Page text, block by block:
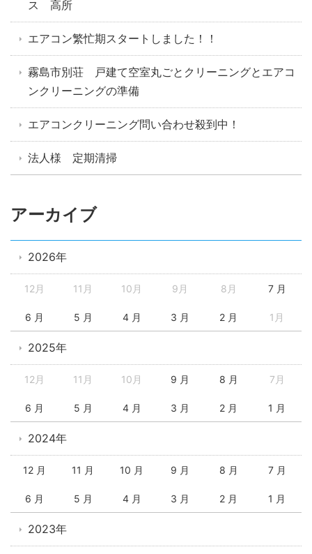
ス 高所
エアコン繁忙期スタートしました！！
霧島市別荘 戸建て空室丸ごとクリーニングとエアコ
ンクリーニングの準備
エアコンクリーニング問い合わせ殺到中！
法人様 定期清掃
アーカイブ
2026年
12月 11月 10月 9月 8月 7 月
6 月 5 月 4 月 3 月 2 月 1月
2025年
12月 11月 10月 9 月 8 月 7月
6 月 5 月 4 月 3 月 2 月 1 月
2024年
12 月 11 月 10 月 9 月 8 月 7 月
6 月 5 月 4 月 3 月 2 月 1 月
2023年